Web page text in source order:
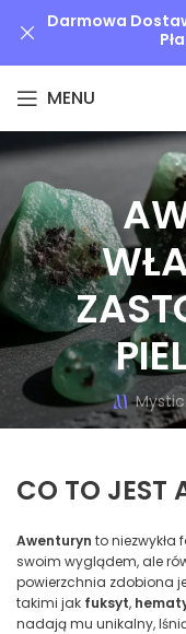
MENU
CO TO JEST
Awenturyn to niezwykła
swoim wyglądem, ale
powierzchnia zdobiona
takimi jak fuksyt,
nadają mu unikalny,
Darmowa